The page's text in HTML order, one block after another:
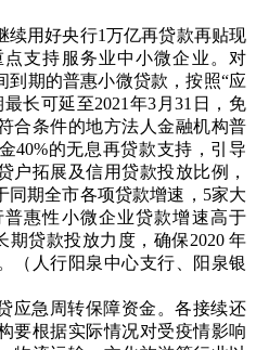
续用好央行1万亿再贷款再贴现
支持服务业中小微企业。对
到期的普惠小微贷款，按照“应
长可延至2021年3月31日，免
合条件的地方法人金融机构普
40%的无息再贷款支持，引导
户拓展及信用贷款投放比例，
同期全市各项贷款增速，5家大
惠性小微企业贷款增速高于
期贷款投放力度，确保2020 年
（人行阳泉中心支行、阳泉银
应急周转保障资金。各接续还
要根据实际情况对受疫情影响